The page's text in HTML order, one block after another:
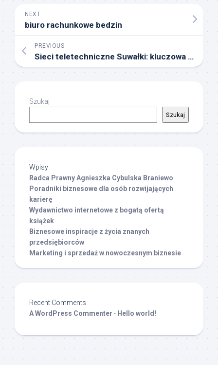
NEXT
biuro rachunkowe bedzin
PREVIOUS
Sieci teletechniczne Suwałki: kluczowa infrastruktura komunikacyjna
Szukaj
Szukaj
Wpisy
Radca Prawny Agnieszka Cybulska Braniewo
Poradniki biznesowe dla osób rozwijających
karierę
Wydawnictwo internetowe z bogatą ofertą
książek
Biznesowe inspiracje z życia znanych
przedsiębiorców
Marketing i sprzedaż w nowoczesnym biznesie
Recent Comments
A WordPress Commenter - Hello world!